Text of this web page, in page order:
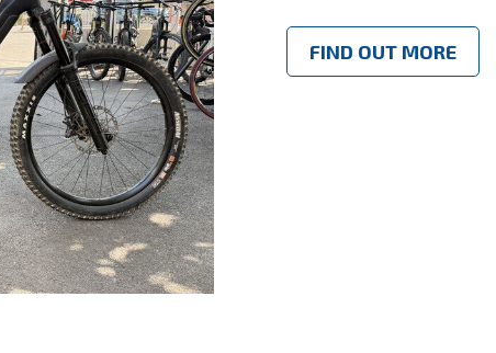
FIND OUT MORE